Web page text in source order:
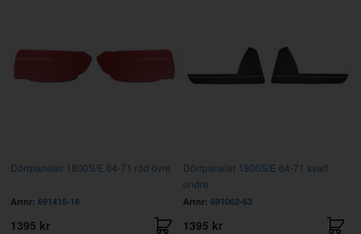
Dörrpaneler 1800S/E 64-71 röd övre
Artnr: 691415-16
1395 kr
Dörrpaneler 1800S/E 64-71 svart
undre
Artnr: 691062-63
1395 kr